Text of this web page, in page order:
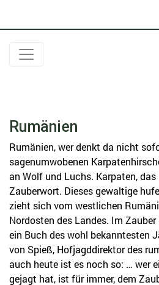
Rumänien
Rumänien, wer denkt da nicht
sagenumwobenen
an Wolf und Luchs. Karpaten,
Zauberwort. Dieses gewaltige
zieht sich vom westlichen
Nordosten des Landes. Im
ein Buch des wohl bekanntesten
von Spieß, Hofjagddirektor des
auch heute ist es noch so: … wer
gejagt hat, ist für immer‚ dem